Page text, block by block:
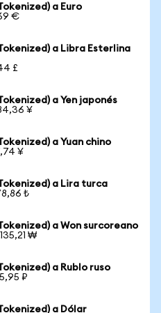
a Euro
€
a Libra Esterlina
£
a Yen japonés
¥
a Yuan chino
¥
a Lira turca
₺
a Won surcoreano
₩
a Rublo ruso
₽
a Dólar